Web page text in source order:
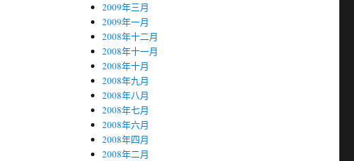
2009年三月
2009年一月
2008年十二月
2008年十一月
2008年十月
2008年九月
2008年八月
2008年七月
2008年六月
2008年四月
2008年二月